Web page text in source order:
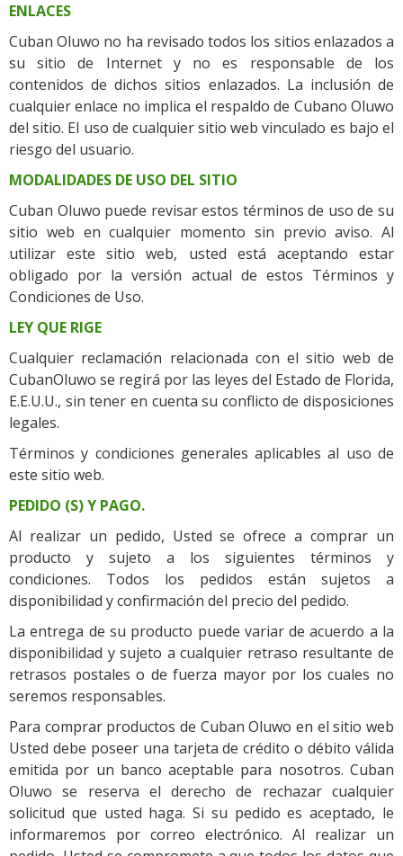
ENLACES
Cuban Oluwo no ha revisado todos los sitios enlazados a
su sitio de Internet y no es responsable de los
contenidos de dichos sitios enlazados. La inclusión de
cualquier enlace no implica el respaldo de Cubano Oluwo
del sitio. El uso de cualquier sitio web vinculado es bajo el
riesgo del usuario.
MODALIDADES DE USO DEL SITIO
Cuban Oluwo puede revisar estos términos de uso de su
sitio web en cualquier momento sin previo aviso. Al
utilizar este sitio web, usted está aceptando estar
obligado por la versión actual de estos Términos y
Condiciones de Uso.
LEY QUE RIGE
Cualquier reclamación relacionada con el sitio web de
CubanOluwo se regirá por las leyes del Estado de Florida,
E.E.U.U., sin tener en cuenta su conflicto de disposiciones
legales.
Términos y condiciones generales aplicables al uso de
este sitio web.
PEDIDO (S) Y PAGO.
Al realizar un pedido, Usted se ofrece a comprar un
producto y sujeto a los siguientes términos y
condiciones. Todos los pedidos están sujetos a
disponibilidad y confirmación del precio del pedido.
La entrega de su producto puede variar de acuerdo a la
disponibilidad y sujeto a cualquier retraso resultante de
retrasos postales o de fuerza mayor por los cuales no
seremos responsables.
Para comprar productos de Cuban Oluwo en el sitio web
Usted debe poseer una tarjeta de crédito o débito válida
emitida por un banco aceptable para nosotros. Cuban
Oluwo se reserva el derecho de rechazar cualquier
solicitud que usted haga. Si su pedido es aceptado, le
informaremos por correo electrónico. Al realizar un